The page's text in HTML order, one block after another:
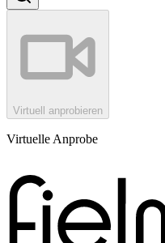
Virtuell anprobieren
Virtuelle Anprobe